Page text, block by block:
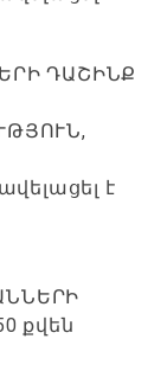
ԴԱՇԻՆՔ
է
քվեն